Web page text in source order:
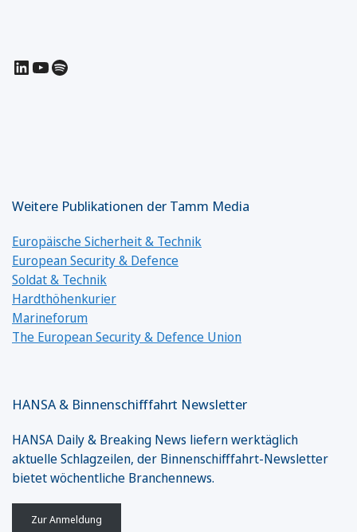
LinkedIn
YouTube
Spotify
Weitere Publikationen der Tamm Media
Europäische Sicherheit & Technik
European Security & Defence
Soldat & Technik
Hardthöhenkurier
Marineforum
The European Security & Defence Union
HANSA & Binnenschifffahrt Newsletter
HANSA Daily & Breaking News liefern werktäglich
aktuelle Schlagzeilen, der Binnenschifffahrt-Newsletter
bietet wöchentliche Branchennews.
Zur Anmeldung